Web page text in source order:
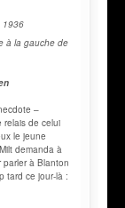
à la gauche de
–
relais de celui
le jeune
demanda à
à Blanton
tard ce jour-là :